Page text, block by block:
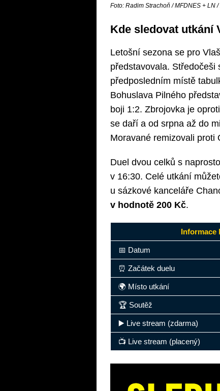
Foto: Radim Strachoň / MFDNES + LN
Kde sledovat utkání
Letošní sezona se pro
představovala. Středočeši
předposledním místě
Bohuslava Pilného
boji 1:2. Zbrojovka je
se daří a od srpna až do
Moravané remizovali proti
Duel dvou celků s
v 16:30. Celé utkání
u sázkové kanceláře
v hodnotě 200 Kč.
Informace
📅 Datum
⏰ Začátek duelu
🌍 Místo utkání
🏆 Soutěž
▶️ Live stream (zdarma)
📺 Live stream (placený)